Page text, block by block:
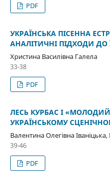
PDF
УКРАЇНСЬКА ПІСЕННА
АНАЛІТИЧНІ ПІДХОДИ ДО
Христина Василівна Галела
33-38
PDF
ЛЕСЬ КУРБАС І
УКРАЇНСЬКОМУ
Валентина Олегівна
39-46
PDF